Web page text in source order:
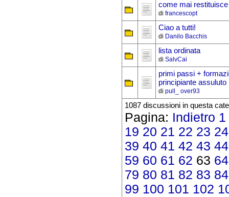
come mai
di francescopt
Ciao a tutti!
di Danilo Bacchis
lista ordinata
di SalvCai
primi passi +
principiante assuluto
di pull_ over93
1087 discussioni in questa
Pagina: Indietro 1
19 20 21 22 23 24
39 40 41 42 43 44
59 60 61 62 63 64
79 80 81 82 83 84
99 100 101 102